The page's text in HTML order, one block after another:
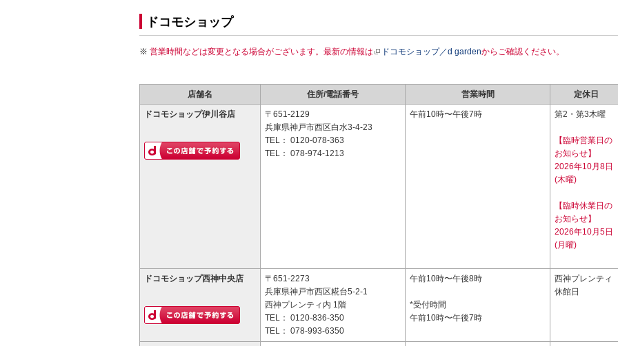
ドコモショップ
営業時間などは変更となる場合がございます。最新の情報は ドコモショップ／d gardenからご確認ください。
店舗名 住所/電話番号 営業時間 定休日
ドコモショップ伊川谷店
〒651-2129
兵庫県神戸市西区白水3-4-23
TEL： 0120-078-363
TEL： 078-974-1213
午前10時〜午後7時 第2・第3木曜
【臨時営業日の
お知らせ】
2026年10月8日
(木曜)
【臨時休業日の
お知らせ】
2026年10月5日
(月曜)
ドコモショップ西神中央店
〒651-2273
兵庫県神戸市西区糀台5-2-1
西神プレンティ内 1階
TEL： 0120-836-350
TEL： 078-993-6350
午前10時〜午後8時
*受付時間
午前10時〜午後7時
西神プレンティ
休館日